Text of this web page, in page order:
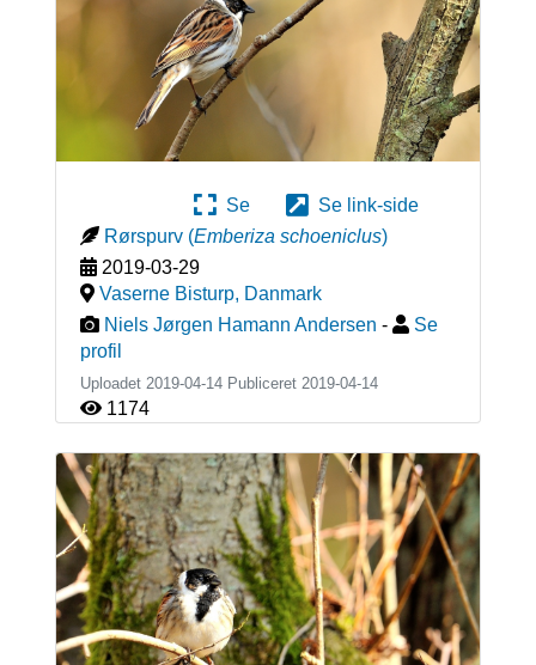
Se
Se link-side
Rørspurv (Emberiza schoeniclus)
2019-03-29
Vaserne Bisturp, Danmark
Niels Jørgen Hamann Andersen -
Se
profil
Uploadet 2019-04-14 Publiceret 2019-04-14
1174